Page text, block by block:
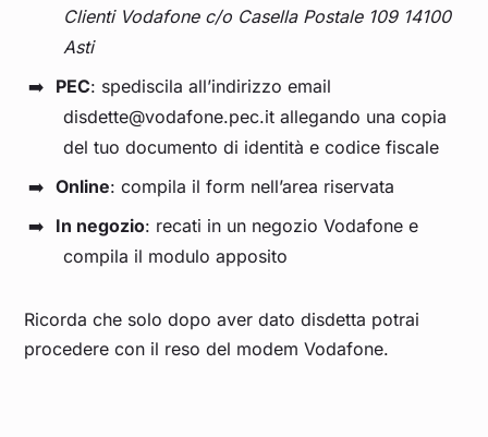
Clienti Vodafone c/o Casella Postale 109 14100
Asti
PEC: spediscila all’indirizzo email
disdette@vodafone.pec.it allegando una copia
del tuo documento di identità e codice fiscale
Online: compila il form nell’area riservata
In negozio: recati in un negozio Vodafone e
compila il modulo apposito
Ricorda che solo dopo aver dato disdetta potrai
procedere con il reso del modem Vodafone.